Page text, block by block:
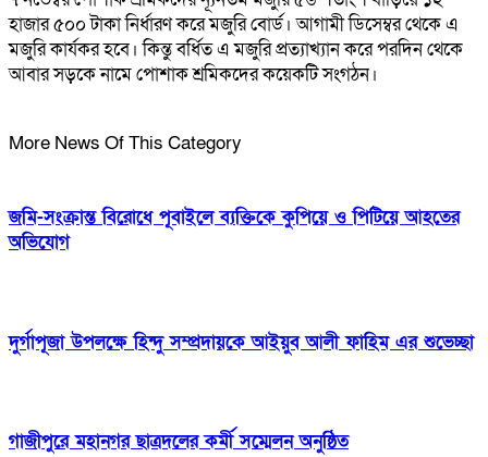
হাজার ৫০০ টাকা নির্ধারণ করে মজুরি বোর্ড। আগামী ডিসেম্বর থেকে এ
মজুরি কার্যকর হবে। কিন্তু বর্ধিত এ মজুরি প্রত্যাখ্যান করে পরদিন থেকে
আবার সড়কে নামে পোশাক শ্রমিকদের কয়েকটি সংগঠন।
More News Of This Category
জমি-সংক্রান্ত বিরোধে পূবাইলে ব্যক্তিকে কুপিয়ে ও পিটিয়ে আহতের
অভিযোগ
দুর্গাপূজা উপলক্ষে হিন্দু সম্প্রদায়কে আইয়ুব আলী ফাহিম এর শুভেচ্ছা
গাজীপুরে মহানগর ছাত্রদলের কর্মী সম্মেলন অনুষ্ঠিত